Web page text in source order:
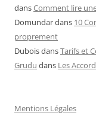
dansComment lire
Domundardans 10
proprement
DuboisdansTarifs et
Grudu dans Les
Mentions Légales